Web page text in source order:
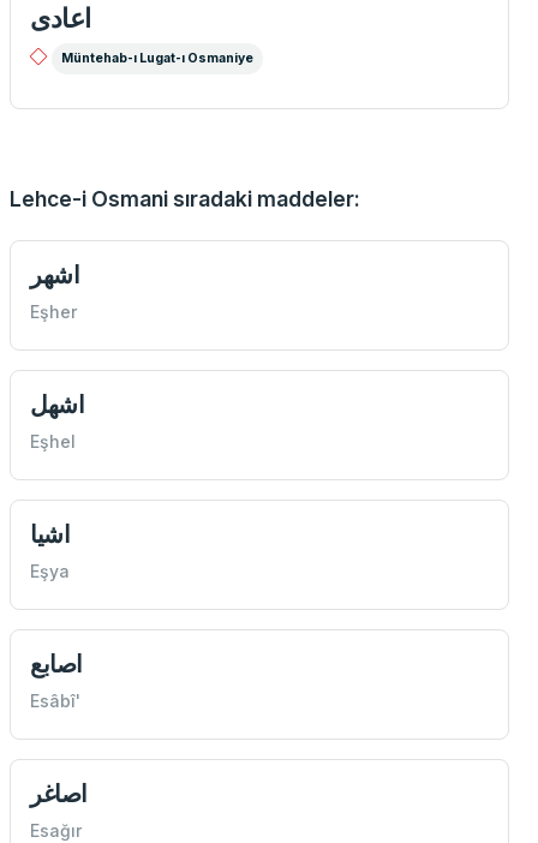
اعادی
Müntehab-ı Lugat-ı Osmaniye
Lehce-i Osmani sıradaki maddeler:
اشهر
Eşher
اشهل
Eşhel
اشيا
Eşya
اصابع
Esâbî'
اصاغر
Esağır